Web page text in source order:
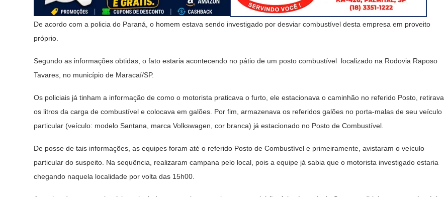
De acordo com a policia do Paraná, o homem estava sendo investigado por desviar combustível desta empresa em proveito
próprio.
Segundo as informações obtidas, o fato estaria acontecendo no pátio de um posto combustível localizado na Rodovia Raposo
Tavares, no município de Maracaí/SP.
Os policiais já tinham a informação de como o motorista praticava o furto, ele estacionava o caminhão no referido Posto, retirava
os litros da carga de combustível e colocava em galões. Por fim, armazenava os referidos galões no porta-malas de seu veículo
particular (veículo: modelo Santana, marca Volkswagen, cor branca) já estacionado no Posto de Combustível.
De posse de tais informações, as equipes foram até o referido Posto de Combustível e primeiramente, avistaram o veículo
particular do suspeito. Na sequência, realizaram campana pelo local, pois a equipe já sabia que o motorista investigado estaria
chegando naquela localidade por volta das 15h00.